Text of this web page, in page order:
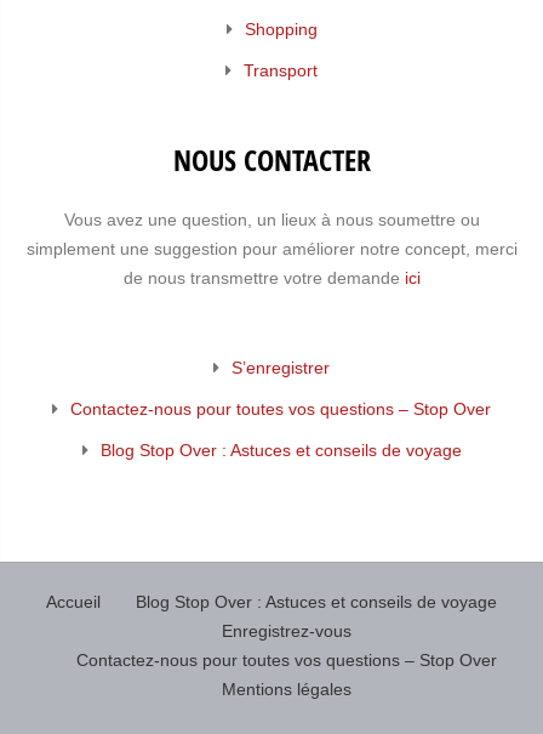
Shopping
Transport
NOUS CONTACTER
Vous avez une question, un lieux à nous soumettre ou
simplement une suggestion pour améliorer notre concept, merci
de nous transmettre votre demande ici
S’enregistrer
Contactez-nous pour toutes vos questions – Stop Over
Blog Stop Over : Astuces et conseils de voyage
Accueil
Blog Stop Over : Astuces et conseils de voyage
Enregistrez-vous
Contactez-nous pour toutes vos questions – Stop Over
Mentions légales